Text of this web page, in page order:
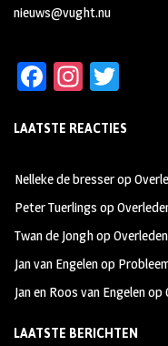
nieuws@vught.nu
Fa
b
oo
k
In
ag
m
tt
LAATSTE REACTIES
Nelleke de bresserop
Peter Tuerlings op
Twan de Jonghop
Jan van Engelenop
Jan en Roos van Engelenop
LAATSTE BERICHTEN